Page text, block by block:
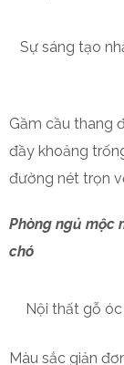
Sự sáng tạo
Gầm cầu thang
đầy khoảng
đường nét trọn
Phòng ngủ mộc
chó
Nội thất gỗ
Màu sắc giản